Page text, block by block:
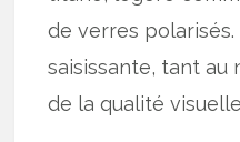
de verres
saisissante, tant au
de la qualité